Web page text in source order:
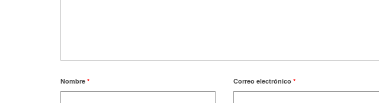
Nombre * Correo electrónico*